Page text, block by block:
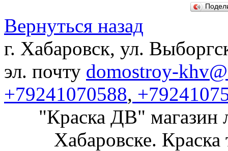
Вернуться назад
г. Хабаровск, ул.
эл. почту domostroy-
+79241070588,
"Краска ДВ" магазин
Хабаровске. Краска